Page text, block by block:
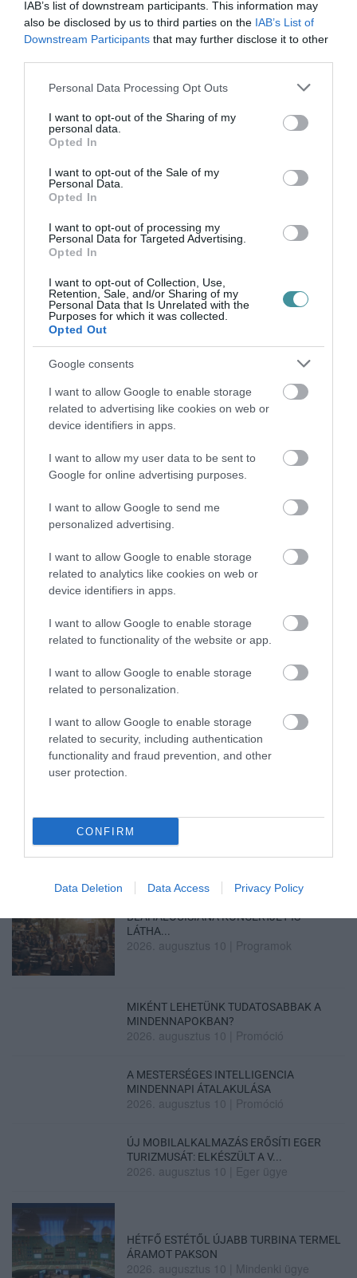
IAB’s list of downstream participants. This information may
also be disclosed by us to third parties on the IAB’s List of
Downstream Participants that may further disclose it to other
Please note that this website/app uses one or more Google
not limited to your visit or usage behaviour. You may click to
grant or deny consent to Google and its third-party tags to
use your data for below specified purposes in below Google
consent section.
Personal Data Processing Opt Outs
I want to opt-out of the Sharing of my
personal data.
Opted In
I want to opt-out of the Sale of my
Personal Data.
Opted In
I want to opt-out of processing my
Personal Data for Targeted Advertising.
Opted In
I want to opt-out of Collection, Use,
Retention, Sale, and/or Sharing of my
Personal Data that Is Unrelated with the
Purposes for which it was collected.
Opted Out
Google consents
I want to allow Google to enable storage
related to advertising like cookies on web or
device identifiers in apps.
I want to allow my user data to be sent to
Google for online advertising purposes.
I want to allow Google to send me
personalized advertising.
I want to allow Google to enable storage
related to analytics like cookies on web or
device identifiers in apps.
I want to allow Google to enable storage
related to functionality of the website or app.
I want to allow Google to enable storage
related to personalization.
I want to allow Google to enable storage
related to security, including authentication
functionality and fraud prevention, and other
user protection.
CONFIRM
Data Deletion Data Access Privacy Policy
mutatja a tendenciákat. Utóbbiakból kiderül,
hogy míg a hiányszakmákat legjobban
megfizető fővárosban 2010-ben 163 ezer forint
volt a nettó átlagkereset, ez 2017-re 246 ezer
forintra ugrott. Annak ellenére viszont, hogy a
legnagyobb arányú, nettó béremelkedéssel
Jász-Nagykun-Szolnok megye
büszkélkedhetett 2017 első felében, mégsem
érik el az itteni fizetések a fővárosi, vagy
nyugat-dunántúli szintet.
Lesz- e elegendő szakember és megfelelő
számú munkahely Észak-Kelet
Magyarországon, Dél-Baranyában, Békés-
illetve Nógrád megyében? Megállítható-az
elvándorlás a közép- és nyugat-magyarországi
ipari központokba? Úgy tűnik, 2017 végén a
kérdés még mindig nyitott marad.
Ne maradjon le a legfrissebb hírekről, kövessen
bennünket az EGRI ÜGYEK Google Hírek oldalán!
VISSZA A FŐOLDALRA
Legfrissebb híreink
BLAHALOUISIANA KONCERTJÉT IS
LÁTHA...
2026. augusztus 10 Programok
MIKÉNT LEHETÜNK TUDATOSABBAK A
MINDENNAPOKBAN?
2026. augusztus 10 Promóció
A MESTERSÉGES INTELLIGENCIA
MINDENNAPI ÁTALAKULÁSA
2026. augusztus 10 Promóció
ÚJ MOBILALKALMAZÁS ERŐSÍTI EGER
TURIZMUSÁT: ELKÉSZÜLT A V...
2026. augusztus 10 Eger ügye
HÉTFŐ ESTÉTŐL ÚJABB TURBINA TERMEL
ÁRAMOT PAKSON
2026. augusztus 10 Mindenki ügye